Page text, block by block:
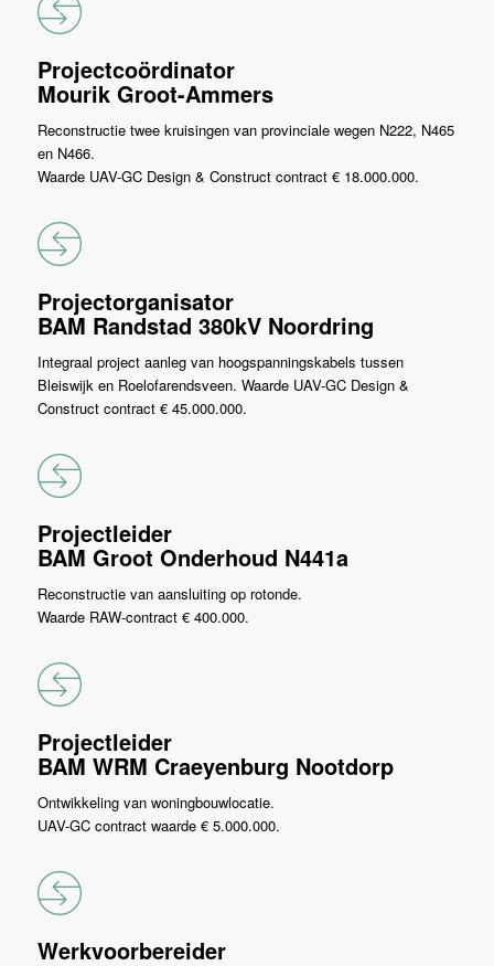
Projectcoördinator
Mourik Groot-Ammers
Reconstructie twee kruisingen van provinciale wegen N222, N465
en N466.
Waarde UAV-GC Design & Construct contract € 18.000.000.
Projectorganisator
BAM Randstad 380kV Noordring
Integraal project aanleg van hoogspanningskabels tussen
Bleiswijk en Roelofarendsveen. Waarde UAV-GC Design &
Construct contract € 45.000.000.
Projectleider
BAM Groot Onderhoud N441a
Reconstructie van aansluiting op rotonde.
Waarde RAW-contract € 400.000.
Projectleider
BAM WRM Craeyenburg Nootdorp
Ontwikkeling van woningbouwlocatie.
UAV-GC contract waarde € 5.000.000.
Werkvoorbereider